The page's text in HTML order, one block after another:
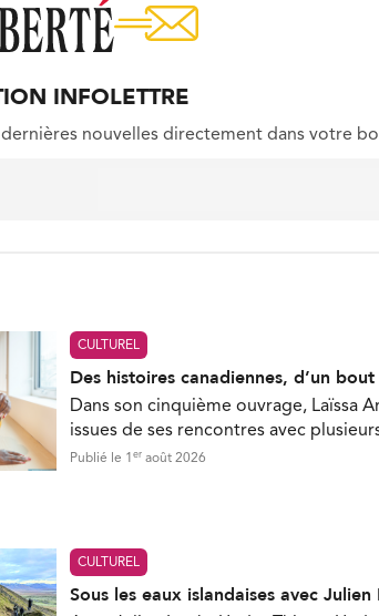
INFOLETTRE
dernières nouvelles directement dans votre
CULTUREL
Des histoires canadiennes, d’un
Dans son cinquième ouvrage, Laïssa
issues de ses rencontres avec
Publié le 1 er août 2026
CULTUREL
Sous les eaux islandaises avec